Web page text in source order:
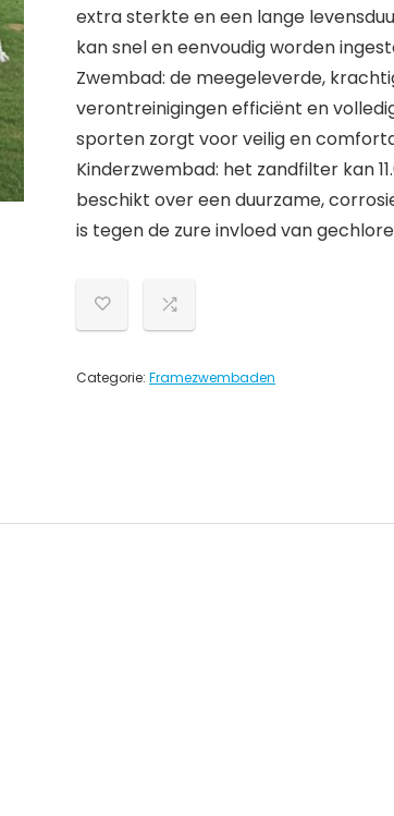
extra sterkte en een lange
kan snel en eenvoudig worden
Zwembad: de meegeleverde,
verontreinigingen efficiënt en
sporten zorgt voor veilig en
Kinderzwembad: het zandfilter kan
beschikt over een duurzame,
is tegen de zure invloed van
Categorie: Framezwembaden